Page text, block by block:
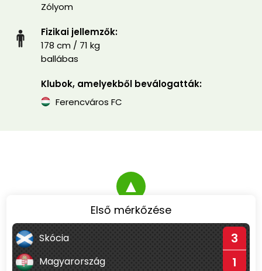
Zólyom
Fizikai jellemzők:
178 cm / 71 kg
ballábas
Klubok, amelyekből beválogatták:
Ferencváros FC
▲
Első mérkőzése
Skócia 3
Magyarország 1